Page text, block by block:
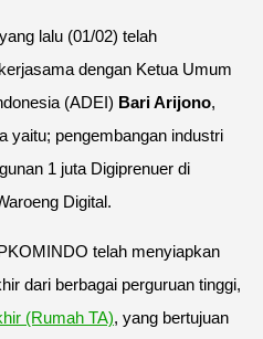
lalu (01/02) telah
dengan Ketua Umum
(ADEI) Bari Arijono,
yaitu; pengembangan industri
1 juta Digiprenuer di
Digital.
telah menyiapkan
dari berbagai perguruan tinggi,
(Rumah TA), yang bertujuan